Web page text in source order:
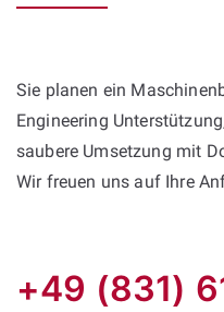
Sie planen ein
Engineering
saubere Umsetzung mit
Wir freuen uns auf Ihre
+49 (831)